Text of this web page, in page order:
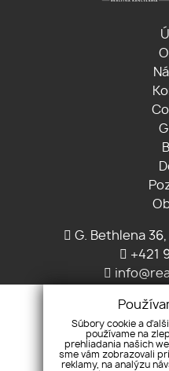
G. Bethlena
+421
Súbory cookie a
používame na
prehliadania našich
sme vám zobrazovali
reklamy, na analýzu